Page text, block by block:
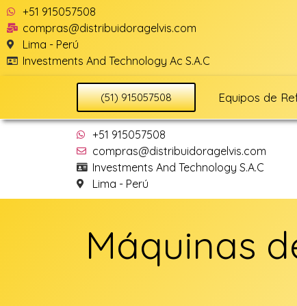
+51 915057508
compras@distribuidoragelvis.com
Lima - Perú
Investments And Technology Ac S.A.C
(51) 915057508 Equipos de
+51 915057508
compras@distribuidoragelvis.com
Investments And Technology S.A.C
Lima - Perú
Máquinas